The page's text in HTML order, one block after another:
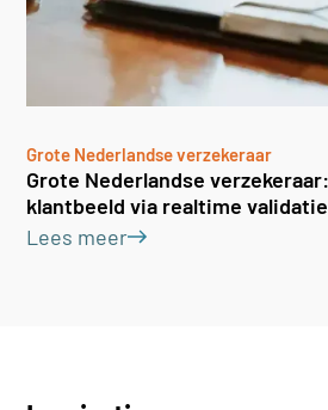
Grote Nederlandse verzekeraar
Grote Nederlandse
klantbeeld via realtime validatie
Lees meer